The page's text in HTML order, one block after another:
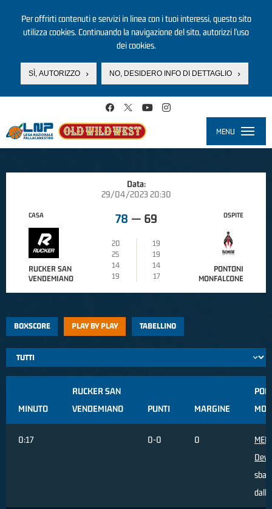
Per offrirti contenuti e servizi in linea con i tuoi interessi, questo sito
utilizza cookies. Continuando la navigazione del sito, autorizzi l’uso
dei cookies.
SÌ, AUTORIZZO NO, DESIDERO INFO DI DETTAGLIO
MENU
Data:
29/04/2023 20:30
CASA
RUCKER SAN
VENDEMIANO
78 — 69
20
19
25
19
14
14
19
17
OSPITE
PONTONI
MONFALCONE
BOXSCORE PLAY BY PLAY TABELLINO
MINUTO
RUCKER SAN
VENDEMIANO
PUNTI MARGINE
0:17 0-0 0
Devil